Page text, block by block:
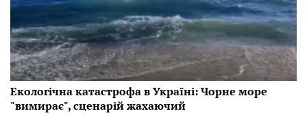
Екологічна катастрофа в Україні: Чорне море
"вимирає", сценарій жахаючий